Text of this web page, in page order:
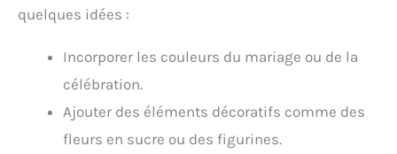
quelques idées :
Incorporer les couleurs du mariage ou de la
célébration.
Ajouter des éléments décoratifs comme des
fleurs en sucre ou des figurines.